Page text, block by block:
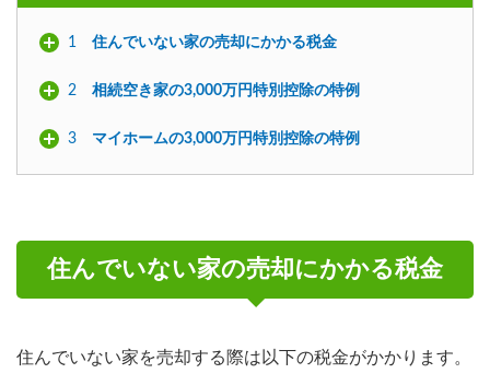
1 住んでいない家の売却にかかる税金
2 相続空き家の3,000万円特別控除の特例
3 マイホームの3,000万円特別控除の特例
住んでいない家の売却にかかる税金
住んでいない家を売却する際は以下の税金がかかります。